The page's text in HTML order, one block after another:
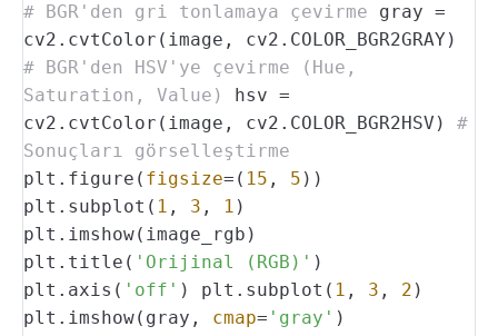
# BGR'den gri tonlamaya çevirme
gray =
cv2.cvtColor(image, cv2.COLOR_BGR2GRAY)
# BGR'den HSV'ye çevirme (Hue,
Saturation, Value)
hsv =
cv2.cvtColor(image, cv2.COLOR_BGR2HSV)
#
Sonuçları görselleştirme
plt.figure( figsize=( 15 , 5 ))
plt.subplot( 1 , 3 , 1 )
plt.imshow(image_rgb)
plt.title( 'Orijinal (RGB)' )
plt.axis( 'off' ) plt.subplot( 1 , 3 , 2 )
plt.imshow(gray, cmap= 'gray' )